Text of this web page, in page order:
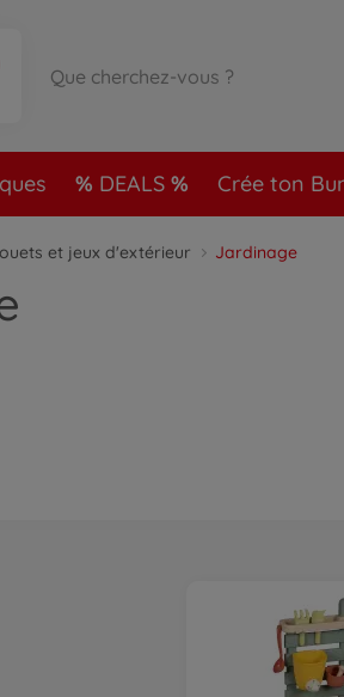
DEALS Crée ton
et jeux d'extérieur Jardinage